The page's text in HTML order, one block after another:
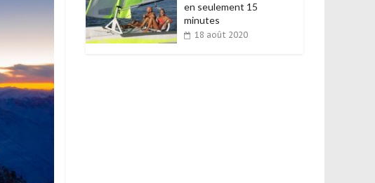
en seulement 15
minutes
18 août 2020